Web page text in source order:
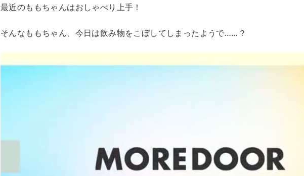
最近のももちゃんはおしゃべり上手！
そんなももちゃん、今日は飲み物をこぼしてしまったようで……？